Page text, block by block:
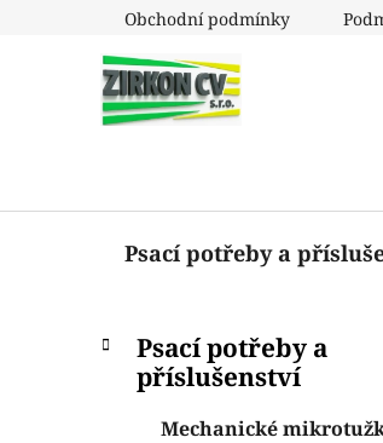
Obchodní podmínky
Psací potřeby a
P
o
Přeskočit
kategorie
K
a
Psací potřeby a
příslušenství
Mechanické